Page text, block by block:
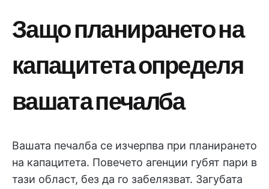
Защо планирането на
капацитета определя
вашата печалба
Вашата печалба се изчерпва при планирането
на капацитета. Повечето агенции губят пари в
тази област, без да го забелязват. Загубата